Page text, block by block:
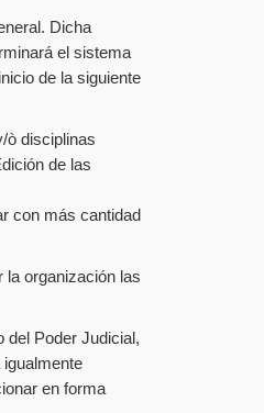
Dicha
el sistema
de la siguiente
ò disciplinas
de las
con más cantidad
la organización las
del Poder Judicial,
en forma